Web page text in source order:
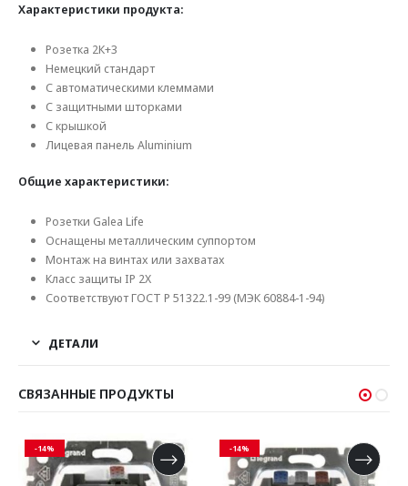
Характеристики продукта:
Розетка 2К+3
Немецкий стандарт
С автоматическими клеммами
С защитными шторками
С крышкой
Лицевая панель Aluminium
Общие характеристики:
Розетки Galea Life
Оснащены металлическим суппортом
Монтаж на винтах или захватах
Класс защиты IP 2X
Соответствуют ГОСТ Р 51322.1-99 (МЭК 60884-1-94)
ДЕТАЛИ
СВЯЗАННЫЕ ПРОДУКТЫ
-14% -14%